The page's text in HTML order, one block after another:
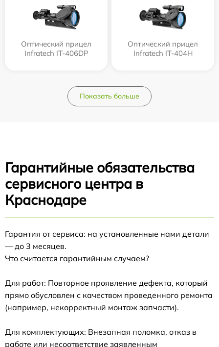
Оптический прицел
Infratech IT-406DP
Оптический прицел
Infratech IT-404H
Показать больше
Гарантийные обязательства
сервисного центра в
Краснодаре
Гарантия от сервиса: на установленные нами детали
— до 3 месяцев.
Что считается гарантийным случаем?
Для работ: Повторное проявление дефекта, который
прямо обусловлен с качеством проведенного ремонта
(например, некорректный монтаж запчасти).
Для комплектующих: Внезапная поломка, отказ в
работе или несоответствие заявленным